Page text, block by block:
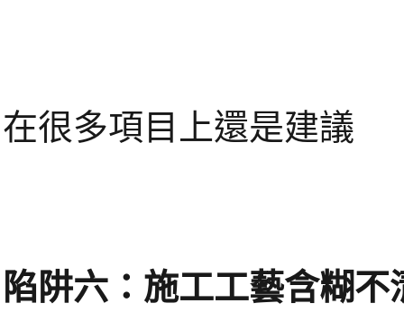
在很多項目上還是建議
陷阱六：施工工藝含糊不